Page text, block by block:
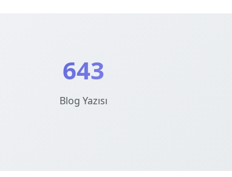
643
Blog Yazısı